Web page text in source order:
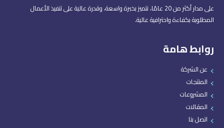
على مدار أكثر من 20 عامًا، نتميز بخبرة واسعة، وقدرة عالية على تنفيذ الأعمال
المطلوبة بكفاءة واحترافية عالية.
روابط هامة
عن الشركة
المنتجات
المشروعات
المقالات
اتصل بنا